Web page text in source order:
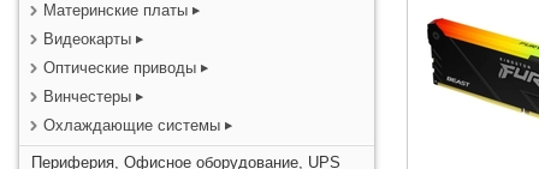
Материнские платы
Видеокарты
Оптические приводы
Винчестеры
Охлаждающие системы
Периферия, Офисное оборудование, UPS